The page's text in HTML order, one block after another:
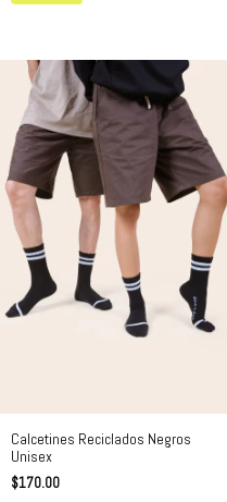
Calcetines Reciclados Negros
Unisex
$170.00